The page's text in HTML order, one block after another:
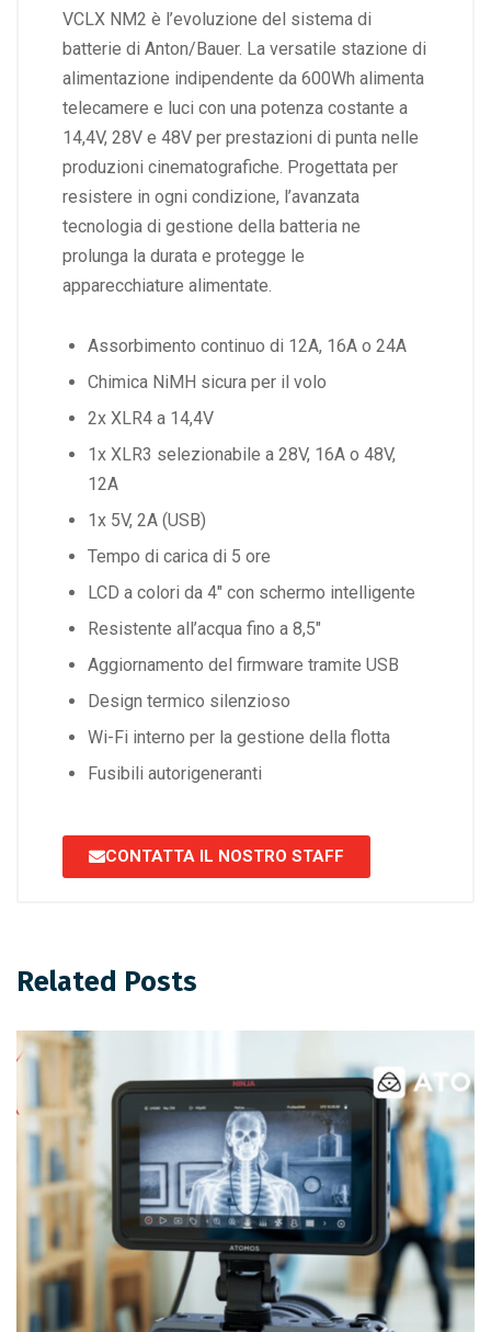
VCLX NM2 è l’evoluzione del sistema di
batterie di Anton/Bauer. La versatile stazione di
alimentazione indipendente da 600Wh alimenta
telecamere e luci con una potenza costante a
14,4V, 28V e 48V per prestazioni di punta nelle
produzioni cinematografiche. Progettata per
resistere in ogni condizione, l’avanzata
tecnologia di gestione della batteria ne
prolunga la durata e protegge le
apparecchiature alimentate.
Assorbimento continuo di 12A, 16A o 24A
Chimica NiMH sicura per il volo
2x XLR4 a 14,4V
1x XLR3 selezionabile a 28V, 16A o 48V,
12A
1x 5V, 2A (USB)
Tempo di carica di 5 ore
LCD a colori da 4″ con schermo intelligente
Resistente all’acqua fino a 8,5″
Aggiornamento del firmware tramite USB
Design termico silenzioso
Wi-Fi interno per la gestione della flotta
Fusibili autorigeneranti
CONTATTA IL NOSTRO STAFF
Related Posts